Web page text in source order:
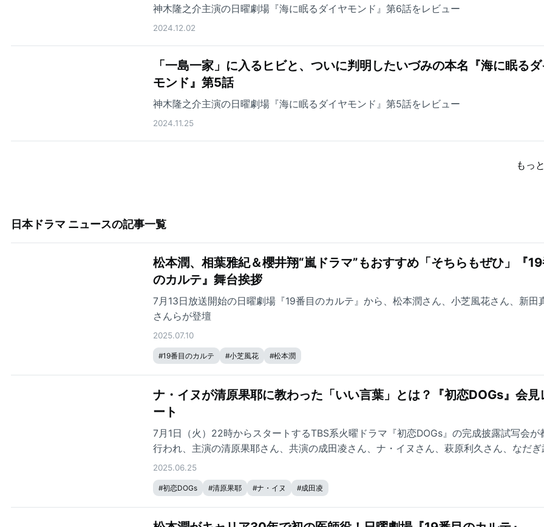
神木隆之介主演の日曜劇場『海に眠るダイヤモンド』第6話をレビュー
2024.12.02
「一島一家」に入るヒビと、ついに判明したいづみの本名『海に眠る
モンド』第5話
神木隆之介主演の日曜劇場『海に眠るダイヤモンド』第5話をレビュー
2024.11.25
もっ
日本ドラマ ニュースの記事一覧
松本潤、相葉雅紀＆櫻井翔“嵐ドラマ”もおすすめ「そちらもぜひ」『
のカルテ』舞台挨拶
7月13日放送開始の日曜劇場『19番目のカルテ』から、松本潤さん、小芝風花さん、新田
さんらが登壇
2025.07.10
#19番目のカルテ #小芝風花 #松本潤
ナ・イヌが清原果耶に教わった「いい言葉」とは？『初恋DOGs』会見
ート
7月1日（火）22時からスタートするTBS系火曜ドラマ『初恋DOGs』の完成披露試写会が
行われ、主演の清原果耶さん、共演の成田凌さん、ナ・イヌさん、萩原利久さん、なだぎ
ん、野呂佳代さん、深田恭子さん、岸谷五朗さんが登壇しました。
2025.06.25
#初恋DOGs #清原果耶 #ナ・イヌ #成田凌